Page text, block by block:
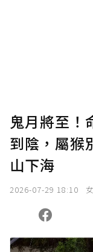
鬼月將至！
到陰，屬猴
山下海
2026-07-29 18:10